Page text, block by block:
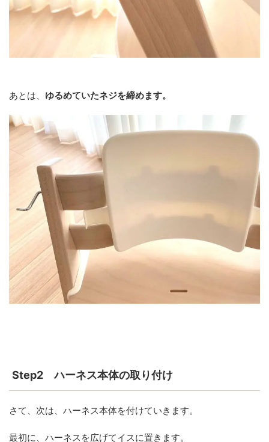
あとは、 ゆるめていたネジを締めます。
Step2 ハーネス本体の取り付け
さて、次は、ハーネス本体を付けていきます。
最初に、ハーネスを広げてイスに置きます。